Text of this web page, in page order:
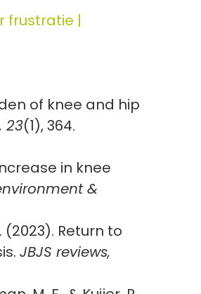
frustratie |
of knee and hip
23(1), 364.
in knee
&
(2023). Return to
JBJS reviews,